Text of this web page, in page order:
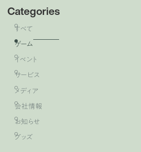
Categories
すべて
ゲーム
イベント
サービス
メディア
会社情報
お知らせ
グッズ